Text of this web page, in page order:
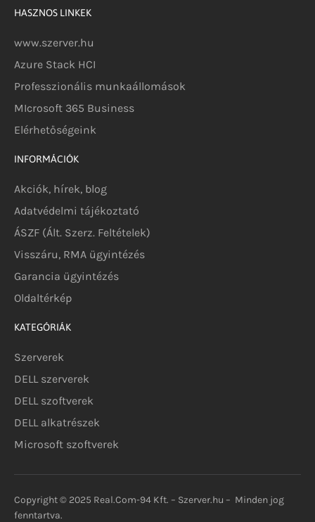
HASZNOS LINKEK
www.szerver.hu
Azure Stack HCI
Professzionális munkaállomások
MIcrosoft 365 Business
Elérhetőségeink
INFORMÁCIÓK
Akciók, hírek, blog
Adatvédelmi tájékoztató
ÁSZF (Ált. Szerz. Feltételek)
Visszáru, RMA ügyintézés
Garancia ügyintézés
Oldaltérkép
KATEGÓRIÁK
Szerverek
DELL szerverek
DELL szoftverek
DELL alkatrészek
Microsoft szoftverek
Copyright © 2025 Real.Com-94 Kft. – Szerver.hu – Minden jog
fenntartva.